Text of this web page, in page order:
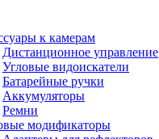
к камерам
Дистанционное управление
Угловые видоискатели
Батарейные ручки
Аккумуляторы
Ремни
модификаторы